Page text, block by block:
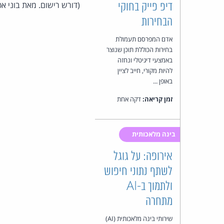
דיפ פייק בחוקי
הבחירות
אדם המפרסם תעמולת
בחירות הכוללת תוכן שנוצר
באמצעי דיגיטלי ונחזה
להיות מקורי, חייב לציין
באופן ...
זמן קריאה:דקה אחת
בינה מלאכותית
אירופה: על גוגל
לשתף נתוני חיפוש
ולתמוך ב-AI
מתחרה
שירותי בינה מלאכותית (AI)
(דורש רישום. מאת בוני